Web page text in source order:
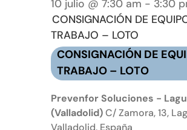
10 julio @ 7:30 am - 3:30
CONSIGNACIÓN DE
TRABAJO – LOTO
CONSIGNACIÓN DE
TRABAJO – LOTO
Prevenfor Soluciones -
(Valladolid)C/ Zamora, 13,
Valladolid, España